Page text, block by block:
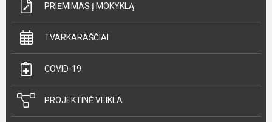
PRIĖMIMAS Į MOKYKLĄ
TVARKARAŠČIAI
COVID-19
PROJEKTINĖ VEIKLA